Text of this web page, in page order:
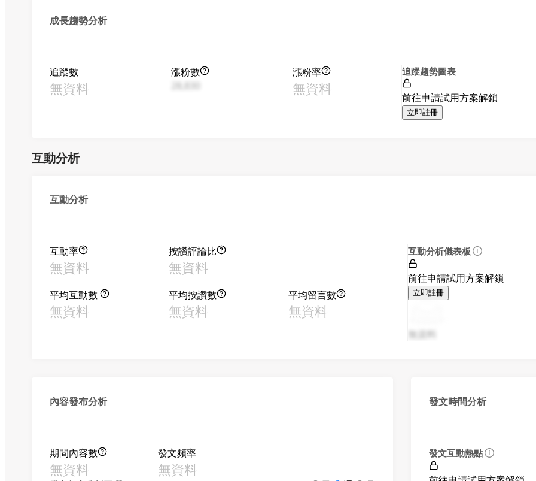
成長趨勢分析
追蹤數
無資料
漲粉數
漲粉率
無資料
追蹤趨勢圖表
前往申請試用方案解鎖
立即註冊
互動分析
互動分析
互動率
無資料
按讚評論比
無資料
平均互動數
無資料
平均按讚數
無資料
平均留言數
無資料
互動分析儀表板
前往申請試用方案解鎖
立即註冊
無資料
內容發布分析
期間內容數
無資料
發文頻率
無資料
發文時間分析
發文互動熱點